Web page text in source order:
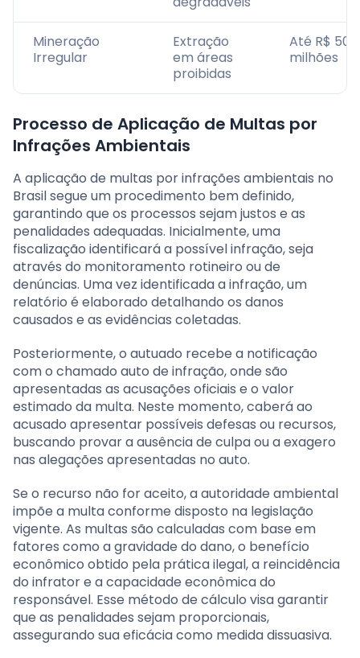
Mineração
Irregular
Extração
em áreas
proibidas
Até R$ 50
milhões
Processo de Aplicação de Multas por
Infrações Ambientais
A aplicação de multas por infrações ambientais no
Brasil segue um procedimento bem definido,
garantindo que os processos sejam justos e as
penalidades adequadas. Inicialmente, uma
fiscalização identificará a possível infração, seja
através do monitoramento rotineiro ou de
denúncias. Uma vez identificada a infração, um
relatório é elaborado detalhando os danos
causados e as evidências coletadas.
Posteriormente, o autuado recebe a notificação
com o chamado auto de infração, onde são
apresentadas as acusações oficiais e o valor
estimado da multa. Neste momento, caberá ao
acusado apresentar possíveis defesas ou recursos,
buscando provar a ausência de culpa ou a exagero
nas alegações apresentadas no auto.
Se o recurso não for aceito, a autoridade ambiental
impõe a multa conforme disposto na legislação
vigente. As multas são calculadas com base em
fatores como a gravidade do dano, o benefício
econômico obtido pela prática ilegal, a reincidência
do infrator e a capacidade econômica do
responsável. Esse método de cálculo visa garantir
que as penalidades sejam proporcionais,
assegurando sua eficácia como medida dissuasiva.